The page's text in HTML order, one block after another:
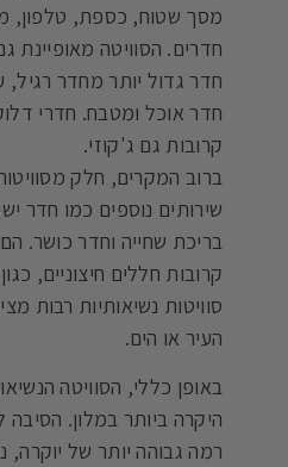
מסך שטוח, כספת, טלפון,
חדרים. הסוויטה מאופיינת
חדר גדול יותר מחדר רגיל,
חדר אוכל ומטבח. חדרי
קרובות גם ג'קוזי.
ברוב המקרים, חלק
שירותים נוספים כמו חדר
בריכת שחייה וחדר כושר.
קרובות חללים חיצוניים,
סוויטות נשיאותיות רבות
העיר או הים.
באופן כללי, הסוויטה
היקרה ביותר במלון.
רמה גבוהה יותר של יוקרה,